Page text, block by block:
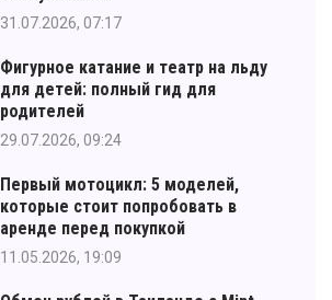
31.07.2026, 07:17
Фигурное катание и театр на льду
для детей: полный гид для
родителей
29.07.2026, 09:24
Первый мотоцикл: 5 моделей,
которые стоит попробовать в
аренде перед покупкой
11.05.2026, 19:09